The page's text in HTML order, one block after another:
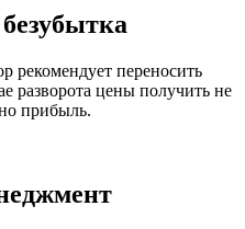
рекомендует переносить
разворота цены получить не
прибыль.